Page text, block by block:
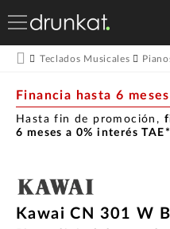
Teclados Musicales
Financia hasta 6
Hasta fin de promoción,
6 meses a 0% interés TAE*
Kawai CN 301 W